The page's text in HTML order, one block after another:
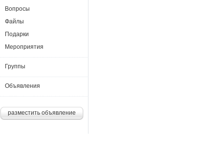
Вопросы
Файлы
Подарки
Мероприятия
Группы
Объявления
разместить объявление